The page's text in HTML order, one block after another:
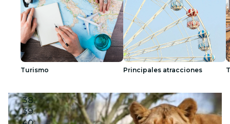
Turismo Principales atracciones
Image 6
Image 7
Image 8
Image 9
Image 10
Image 11
Image 12
Image 14
Image 15
Image 16